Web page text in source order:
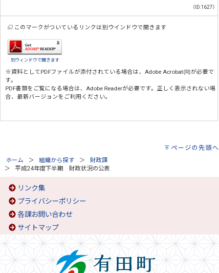
（ID:1627）
このマークがついているリンクは別ウインドウで開きます
別ウィンドウで開きます
※資料としてPDFファイルが添付されている場合は、 Adobe Acrobat(R)が必要で
す。
PDF書類をご覧になる場合は、 Adobe Readerが必要です。正しく表示されない場
合、最新バージョンをご利用ください。
ページの先頭へ
ホーム 組織から探す
財政課
平成24年度下半期 財政状況の公表
リンク集
プライバシーポリシー
各課お問い合わせ
サイトマップ